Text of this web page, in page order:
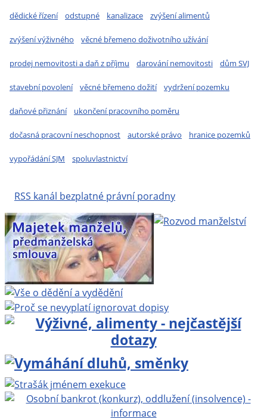
dědické řízení odstupné kanalizace zvýšení alimentů
zvýšení výživného věcné břemeno doživotního užívání
prodej nemovitosti a daň z příjmu darování nemovitosti dům SVJ
stavební povolení věcné břemeno dožití vydržení pozemku
daňové přiznání ukončení pracovního poměru
dočasná pracovní neschopnost autorské právo hranice pozemků
vypořádání SJM spoluvlastnictví
RSS kanál bezplatné právní poradny